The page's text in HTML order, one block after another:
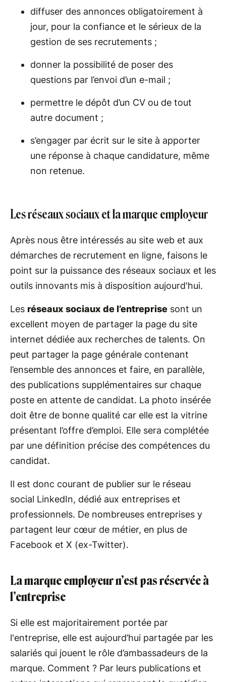
diffuser des annonces obligatoirement à
jour, pour la confiance et le sérieux de la
gestion de ses recrutements ;
donner la possibilité de poser des
questions par l’envoi d’un e-mail ;
permettre le dépôt d’un CV ou de tout
autre document ;
s’engager par écrit sur le site à apporter
une réponse à chaque candidature, même
non retenue.
Les réseaux sociaux et la marque employeur
Après nous être intéressés au site web et aux
démarches de recrutement en ligne, faisons le
point sur la puissance des réseaux sociaux et les
outils innovants mis à disposition aujourd'hui.
Les réseaux sociaux de l’entreprise sont un
excellent moyen de partager la page du site
internet dédiée aux recherches de talents. On
peut partager la page générale contenant
l’ensemble des annonces et faire, en parallèle,
des publications supplémentaires sur chaque
poste en attente de candidat. La photo insérée
doit être de bonne qualité car elle est la vitrine
présentant l’offre d’emploi. Elle sera complétée
par une définition précise des compétences du
candidat.
Il est donc courant de publier sur le réseau
social LinkedIn, dédié aux entreprises et
professionnels. De nombreuses entreprises y
partagent leur cœur de métier, en plus de
Facebook et X (ex-Twitter).
La marque employeur n’est pas réservée à
l’entreprise
Si elle est majoritairement portée par
l'entreprise, elle est aujourd’hui partagée par les
salariés qui jouent le rôle d’ambassadeurs de la
marque. Comment ? Par leurs publications et